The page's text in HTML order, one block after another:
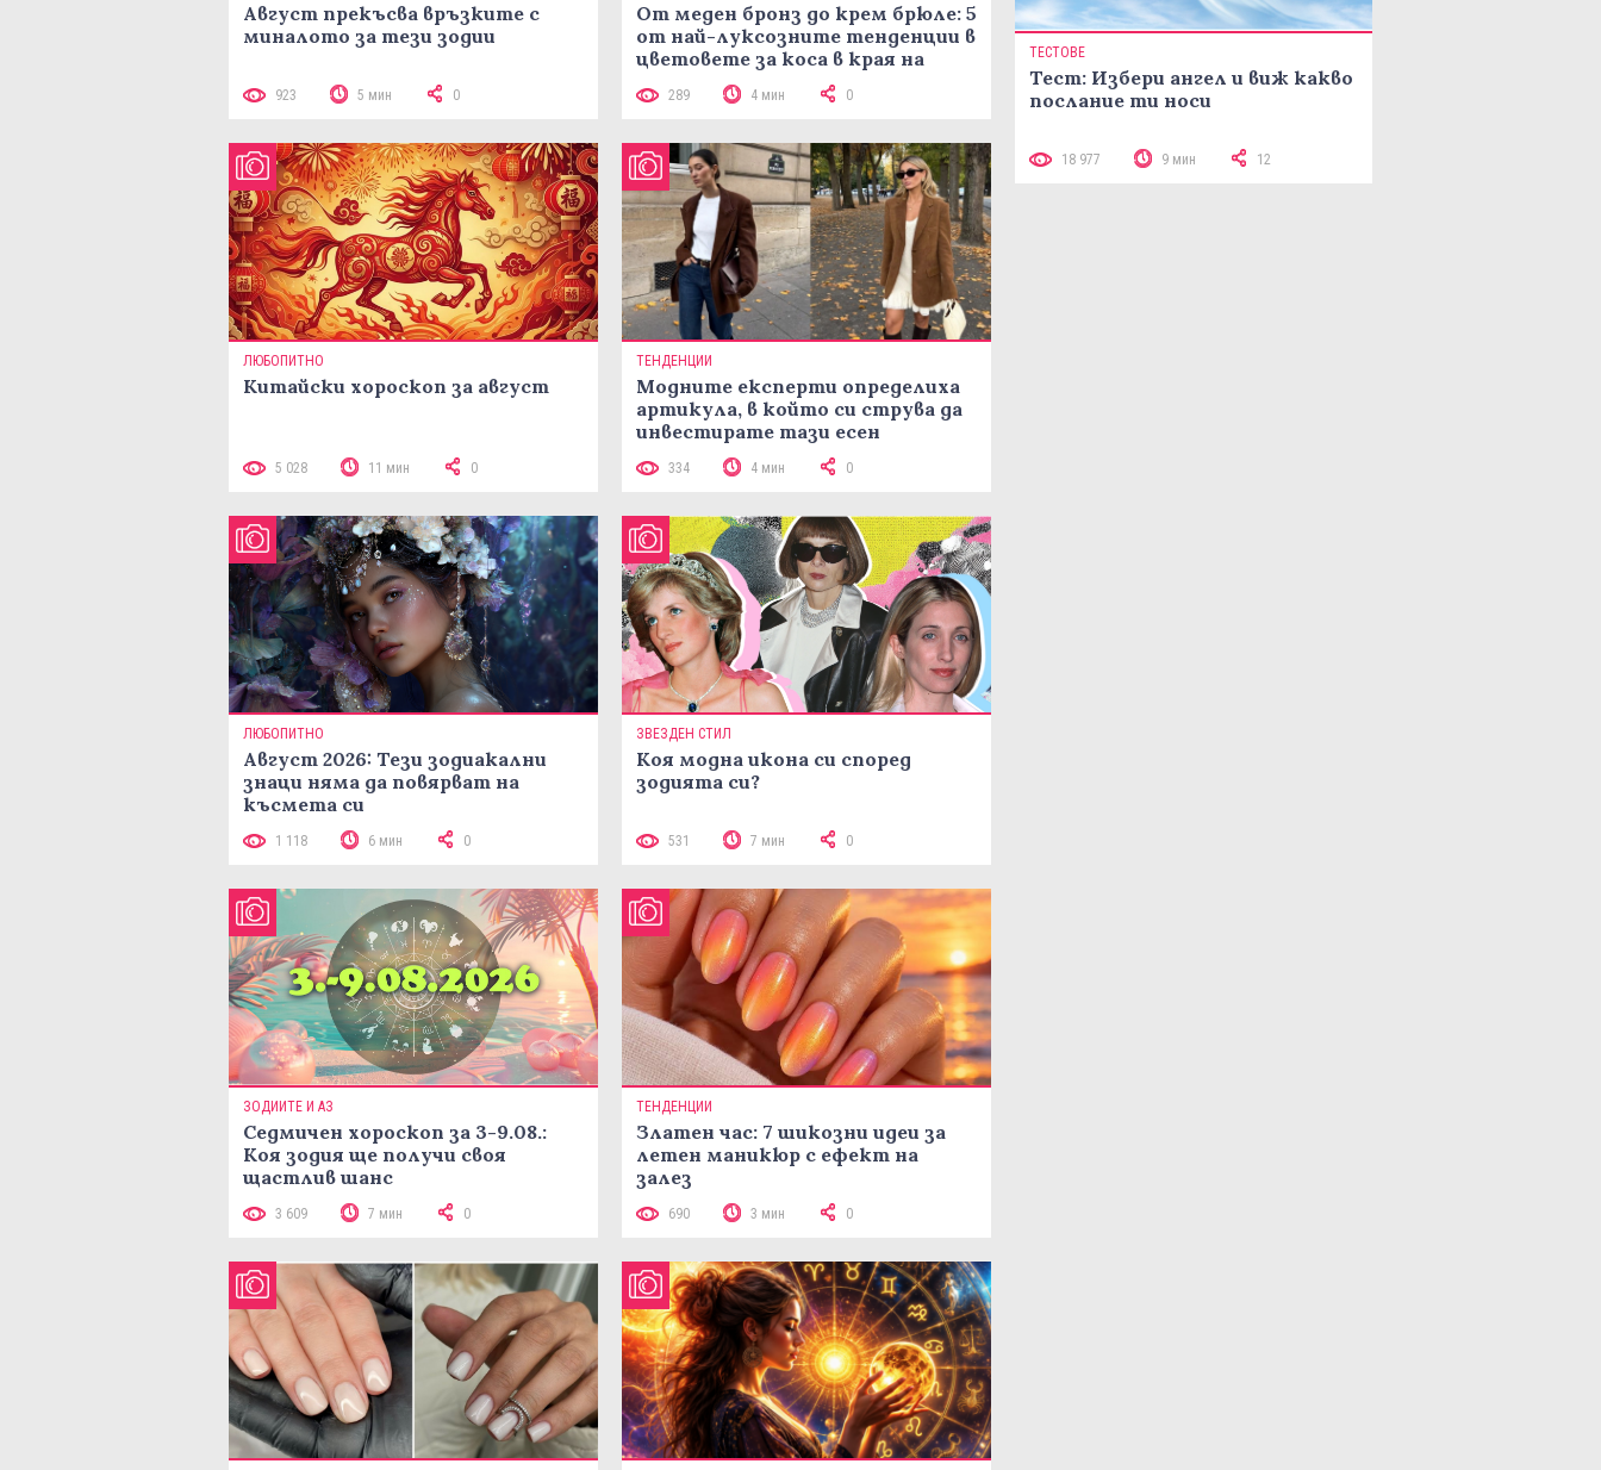
Август прекъсва връзките с
миналото за тези зодии
923 5 мин 0
От меден бронз до крем брюле: 5
от най-луксозните тенденции в
цветовете за коса в края на
289 4 мин 0
ЛЮБОПИТНО
Китайски хороскоп за август
5 028 11 мин 0
ТЕНДЕНЦИИ
Модните експерти определиха
артикула, в който си струва да
инвестирате тази есен
334 4 мин 0
ЛЮБОПИТНО
Август 2026: Тези зодиакални
знаци няма да повярват на
късмета си
1 118 6 мин 0
ЗВЕЗДЕН СТИЛ
Коя модна икона си според
зодията си?
531 7 мин 0
ЗОДИИТЕ И АЗ
Седмичен хороскоп за 3-9.08.:
Коя зодия ще получи своя
щастлив шанс
3 609 7 мин 0
ТЕНДЕНЦИИ
Златен час: 7 шикозни идеи за
летен маникюр с ефект на
залез
690 3 мин 0
ТЕСТОВЕ
Тест: Избери ангел и виж какво
послание ти носи
18 977 9 мин 12